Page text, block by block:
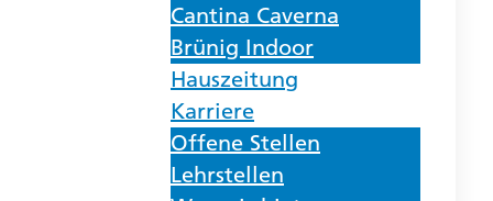
Cantina Caverna
Brünig Indoor
Hauszeitung
Karriere
Offene Stellen
Lehrstellen